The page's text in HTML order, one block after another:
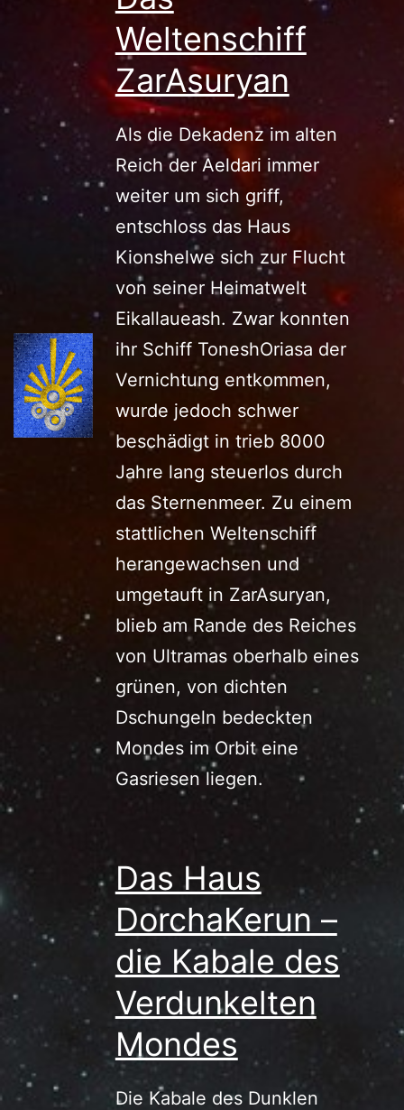
Weltenschiff
ZarAsuryan
Als die Dekadenz im alten
Reich der Aeldari immer
weiter um sich griff,
entschloss das Haus
Kionshelwe sich zur Flucht
von seiner Heimatwelt
Eikallaueash. Zwar konnten
ihr Schiff ToneshOriasa der
Vernichtung entkommen,
wurde jedoch schwer
beschädigt in trieb 8000
Jahre lang steuerlos durch
das Sternenmeer. Zu einem
stattlichen Weltenschiff
herangewachsen und
umgetauft in ZarAsuryan,
blieb am Rande des Reiches
von Ultramas oberhalb eines
grünen, von dichten
Dschungeln bedeckten
Mondes im Orbit eine
Gasriesen liegen.
Das Haus
DorchaKerun –
die Kabale des
Verdunkelten
Mondes
Die Kabale des Dunklen